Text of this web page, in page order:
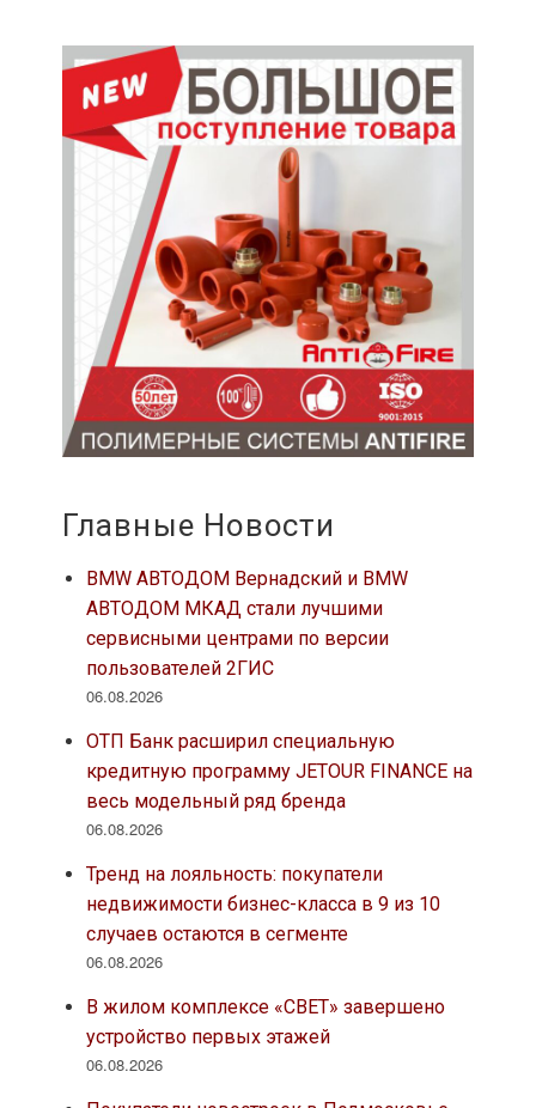
Главные Новости
BMW АВТОДОМ Вернадский и BMW
АВТОДОМ МКАД стали лучшими
сервисными центрами по версии
пользователей 2ГИС
06.08.2026
ОТП Банк расширил специальную
кредитную программу JETOUR FINANCE на
весь модельный ряд бренда
06.08.2026
Тренд на лояльность: покупатели
недвижимости бизнес-класса в 9 из 10
случаев остаются в сегменте
06.08.2026
В жилом комплексе «СВЕТ» завершено
устройство первых этажей
06.08.2026